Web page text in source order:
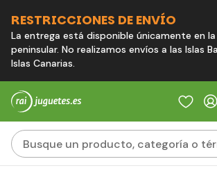
RESTRICCIONES DE ENVÍO
La entrega está disponible únicamente en la
peninsular. No realizamos envíos a las Islas
Islas Canarias.